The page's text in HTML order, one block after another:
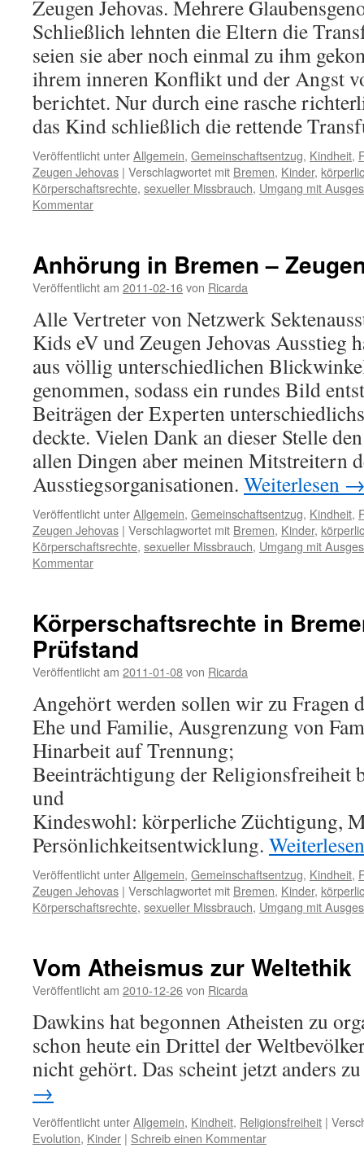
Zeugen Jehovas. Mehrere
Schließlich lehnten die Eltern die
seien sie aber noch einmal zu ihm
ihrem inneren Konflikt und der Angst
berichtet. Nur durch eine rasche
das Kind schließlich die rettende
Veröffentlicht unterAllgemein, Gemeinschaftsentzug, Kindheit,
Zeugen Jehovas | Verschlagwortet mit Bremen, Kinder,
Körperschaftsrechte, sexueller Missbrauch, Umgang mit
Kommentar
Anhörung in Bremen –
Veröffentlicht am 2011-02-16von Ricarda
Alle Vertreter von Netzwerk
Kids eV und Zeugen Jehovas Ausstieg
aus völlig unterschiedlichen
genommen, sodass ein rundes Bild
Beiträgen der Experten
deckte. Vielen Dank an dieser Stelle
allen Dingen aber meinen Mitstreitern
Ausstiegsorganisationen. Weiterlesen
Veröffentlicht unterAllgemein, Gemeinschaftsentzug, Kindheit,
Zeugen Jehovas | Verschlagwortet mit Bremen, Kinder,
Körperschaftsrechte, sexueller Missbrauch, Umgang mit
Kommentar
Körperschaftsrechte in
Prüfstand
Veröffentlicht am 2011-01-08von Ricarda
Angehört werden sollen wir zu Fragen
Ehe und Familie, Ausgrenzung von
Hinarbeit auf Trennung;
Beeinträchtigung der Religionsfreiheit
und
Kindeswohl: körperliche Züchtigung,
Persönlichkeitsentwicklung.
Veröffentlicht unterAllgemein, Gemeinschaftsentzug, Kindheit,
Zeugen Jehovas | Verschlagwortet mit Bremen, Kinder,
Körperschaftsrechte, sexueller Missbrauch, Umgang mit
Vom Atheismus zur Weltethik
Veröffentlicht am 2010-12-26von Ricarda
Dawkins hat begonnen Atheisten zu
schon heute ein Drittel der
nicht gehört. Das scheint jetzt anders
→
Veröffentlicht unterAllgemein, Kindheit, Religionsfreiheit |
Evolution, Kinder | Schreib einen Kommentar